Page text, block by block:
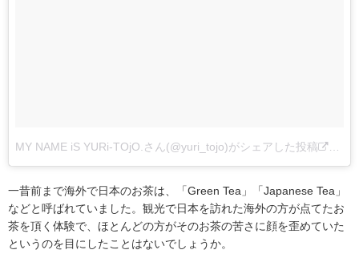
MY NAME iS YURi-TOjO.さん(@yuri_tojo)がシェアした投稿 –
一昔前まで海外で日本のお茶は、「Green Tea」「Japanese Tea」
などと呼ばれていました。観光で日本を訪れた海外の方が点てたお
茶を頂く体験で、ほとんどの方がそのお茶の苦さに顔を歪めていた
というのを目にしたことはないでしょうか。